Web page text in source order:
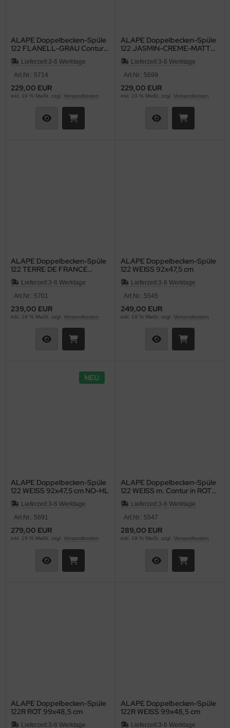
ALAPE Doppelbecken-Spüle
122 FLANELL-GRAU Contur
WEISS 92x47,5
Lieferzeit:3-6 Werktage
Art.Nr.: 5714
229,00 EUR
inkl. 19 % MwSt. zzgl. Versandkosten
ALAPE Doppelbecken-Spüle
122 JASMIN-CREME-MATT
92x47,5 cm
Lieferzeit:3-6 Werktage
Art.Nr.: 5699
229,00 EUR
inkl. 19 % MwSt. zzgl. Versandkosten
ALAPE Doppelbecken-Spüle
122 TERRE DE FRANCE
BRAUN 92x47,5 cm
Lieferzeit:3-6 Werktage
Art.Nr.: 5701
239,00 EUR
inkl. 19 % MwSt. zzgl. Versandkosten
ALAPE Doppelbecken-Spüle
122 WEISS 92x47,5 cm
Lieferzeit:3-6 Werktage
Art.Nr.: 5545
249,00 EUR
inkl. 19 % MwSt. zzgl. Versandkosten
NEU
ALAPE Doppelbecken-Spüle
122 WEISS 92x47,5 cm NO-HL
Lieferzeit:3-6 Werktage
Art.Nr.: 5691
279,00 EUR
inkl. 19 % MwSt. zzgl. Versandkosten
ALAPE Doppelbecken-Spüle
122 WEISS m. Contur in ROT
92x47,5 cm
Lieferzeit:3-6 Werktage
Art.Nr.: 5547
289,00 EUR
inkl. 19 % MwSt. zzgl. Versandkosten
ALAPE Doppelbecken-Spüle
122R ROT 99x48,5 cm
Lieferzeit:3-6 Werktage
ALAPE Doppelbecken-Spüle
122R WEISS 99x48,5 cm
Lieferzeit:3-6 Werktage